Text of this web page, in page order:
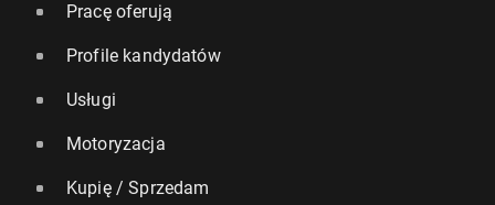
Pracę oferują
Profile kandydatów
Usługi
Motoryzacja
Kupię / Sprzedam